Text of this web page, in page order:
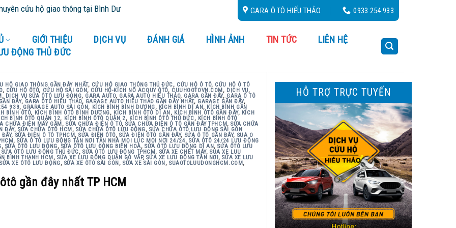
hộ giao thông tại Bình Dương và tỉnh thành lân cận - Cứu Hộ 24/24 GARA Ô TÔ HIẾU THẢO 0933.254.933
GIỚI THIỆU DỊCH VỤ ĐÁNH GIÁ HÌNH ẢNH TIN TỨC
LIÊN HỆ
ĐỘNG THỦ ĐỨC
HỘ GIAO THÔNG GẦN ĐÂY NHẤT, CỨU HỘ GIAO THÔNG THỦ ĐỨC, CỨU HỘ Ô TÔ, CỨU HỘ Ô TÔ
, CỨU HỘ ÔTÔ, CỨU HỘ SÀI GÒN, CỨU HỘ-KÍCH NỔ ACQUY ÔTÔ, CUUHOOTOVN.COM, DỊCH VỤ,
, DỊCH VỤ SỬA ÔTÔ LƯU ĐỘNG, GARA AUTO, GARA AUTO HIẾU THẢO, GARA GẦN ĐÂY,GARA Ô TÔ
ĐÂY, GARA ÔTÔ HIẾU THẢO, GARAGE AUTO HIẾU THẢO GẦN ĐÂY NHẤT, GARAGE GẦN ĐÂY,
933, GRARAGE AUTO SÀI GÒN, KÍCH BÌNH BÌNH DƯƠNG, KÍCH BÌNH DĨ AN, KÍCH BÌNH GẦN
BÌNH ÔTÔ, KÍCH BÌNH ÔTÔ BÌNH DƯƠNG, KÍCH BÌNH ÔTÔ DĨ AN, KÍCH BÌNH ÔTÔ GẦN ĐÂY, KÍCH
BÌNH ÔTÔ QUẬN 12, KÍCH BÌNH ÔTÔ QUẬN 2, KÍCH BÌNH ÔTÔ THỦ ĐỨC, KÍCH BÌNH ÔTÔ
CHỮA ĐIỆN MÁY GẦM, SỬA CHỮA ĐIỆN Ô TÔ,SỬA CHỮA ĐIỆN Ô TÔ GẦN ĐÂY TPHCM,SỬA CHỮA
ĐÂY,SỬA CHỮA ÔTÔ HCM,SỬA CHỮA ÔTÔ LƯU ĐỘNG, SỬA CHỮA ÔTÔ LƯU ĐỘNG SÀI GÒN
ĐÂY, SỬA ĐIỆN Ô TÔ TPHCM,SỬA ĐIỆN ÔTÔ,SỬA ĐIỆN ÔTÔ GẦN ĐÂY, SỬA Ô TÔ GẦN ĐÂY, SUA O
,SỬA Ô TÔ LƯU ĐỘNG TẬN NƠI TẬN NHÀ MỌI LÚC MỌI NƠI 24/24,SỬA ÔTÔ 24/24 LƯU ĐỘNG
, SỬA ÔTÔ LƯU ĐỘNG, SỬA ÔTÔ LƯU ĐỘNG BIÊN HOÀ, SỬA ÔTÔ LƯU ĐỘNG DĨ AN,SỬA ÔTÔ LƯU
SỬA ÔTÔ LƯU ĐỘNG THỦ ĐỨC,SỬA ÔTÔ LƯU ĐỘNG TPHCM, SỬA XE CHẾT MÁY,SUA XE LUU
BÌNH THẠNH HCM,SỬA XE LƯU ĐỘNG QUẬN GÒ VẤP,SỬA XE LƯU ĐỘNG TÂN NƠI,SỬA XE LƯU
SỬA XE ÔTÔ LƯU ĐỘNG, SỬA XE ÔTÔ SÀI GÒN,SỬA XE SÀI GÒN,SUAOTOLUUDONGHCM.COM,
gần đây nhất TP HCM
HỖ TRỢ TRỰC TUYẾN